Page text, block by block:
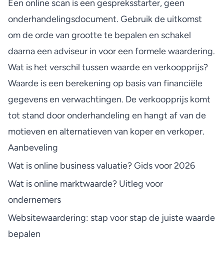
Een online scan is een gespreksstarter, geen
onderhandelingsdocument. Gebruik de uitkomst
om de orde van grootte te bepalen en schakel
daarna een adviseur in voor een formele waardering.
Wat is het verschil tussen waarde en verkoopprijs?
Waarde is een berekening op basis van financiële
gegevens en verwachtingen. De verkoopprijs komt
tot stand door onderhandeling en hangt af van de
motieven en alternatieven van koper en verkoper.
Aanbeveling
Wat is online business valuatie? Gids voor 2026
Wat is online marktwaarde? Uitleg voor
ondernemers
Websitewaardering: stap voor stap de juiste waarde
bepalen